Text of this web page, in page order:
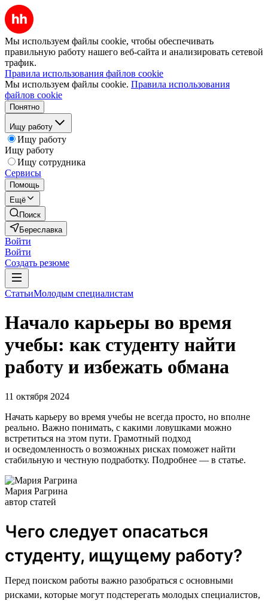
Мы используем файлы cookie, чтобы обеспечивать
правильную работу нашего веб-сайта и анализировать сетевой
трафик.
Правила использования файлов cookie
Мы используем файлы cookie. Правила использования
файлов cookie
Понятно
Ищу работу
Ищу работу
Ищу работу
Ищу сотрудника
Сервисы
Помощь
Ещё
Поиск
Береславка
Войти
Войти
Создать резюме
СтатьиМолодым специалистам
Начало карьеры во время
учебы: как студенту найти
работу и избежать обмана
11 октября 2024
Начать карьеру во время учебы не всегда просто, но вполне
реально. Важно понимать, с какими ловушками можно
встретиться на этом пути. Грамотный подход
и осведомленность о возможных рисках поможет найти
стабильную и честную подработку. Подробнее — в статье.
Мария Рагрина
автор статей
Чего следует опасаться
студенту, ищущему работу?
Перед поиском работы важно разобраться с основными
рисками, которые могут подстерегать молодых специалистов,